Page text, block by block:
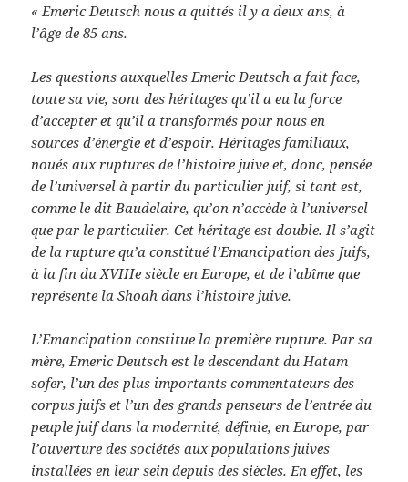
« Emeric Deutsch nous a quittés il y a deux ans, à
l’âge de 85 ans.
Les questions auxquelles Emeric Deutsch a fait face,
toute sa vie, sont des héritages qu’il a eu la force
d’accepter et qu’il a transformés pour nous en
sources d’énergie et d’espoir. Héritages familiaux,
noués aux ruptures de l’histoire juive et, donc, pensée
de l’universel à partir du particulier juif, si tant est,
comme le dit Baudelaire, qu’on n’accède à l’universel
que par le particulier. Cet héritage est double. Il s’agit
de la rupture qu’a constitué l’Emancipation des Juifs,
à la fin du XVIIIe siècle en Europe, et de l’abîme que
représente la Shoah dans l’histoire juive.
L’Emancipation constitue la première rupture. Par sa
mère, Emeric Deutsch est le descendant du Hatam
sofer, l’un des plus importants commentateurs des
corpus juifs et l’un des grands penseurs de l’entrée du
peuple juif dans la modernité, définie, en Europe, par
l’ouverture des sociétés aux populations juives
installées en leur sein depuis des siècles. En effet, les